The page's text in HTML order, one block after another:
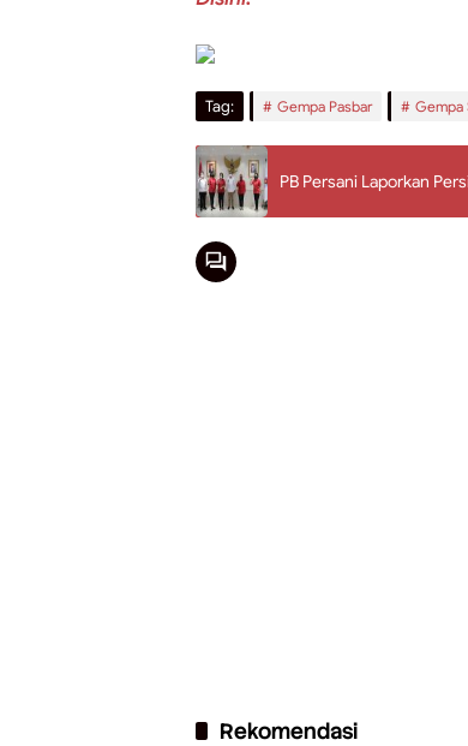
Tag: Gempa Pasbar Gempa
PB Persani Laporkan
Rekomendasi